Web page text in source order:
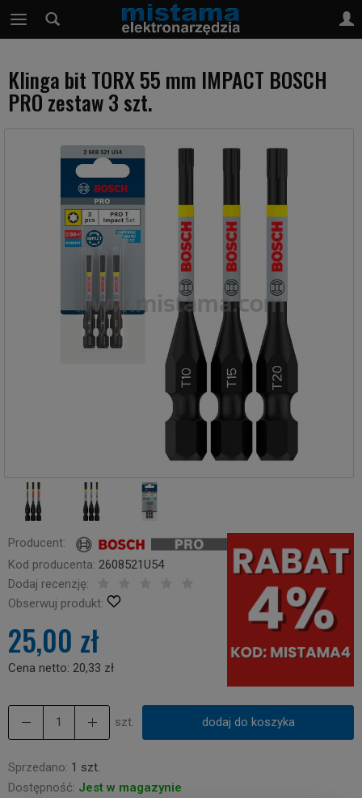
Klinga bit TORX 55 mm IMPACT BOSCH
PRO zestaw 3 szt.
Producent:
Kod producenta: 2608521U54
Dodaj recenzję:
Obserwuj produkt:
25,00 zł
Cena netto: 20,33 zł
szt. dodaj do koszyka
Sprzedano: 1 szt.
Dostępność: Jest w magazynie